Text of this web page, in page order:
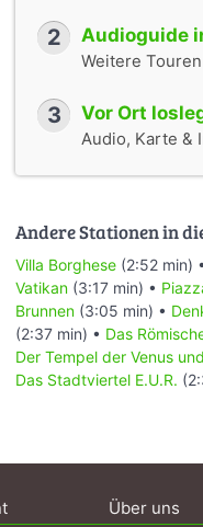
2 Audioguide
Weitere
3 Vor Ort
Audio, Karte &
Andere Stationen in
Villa Borghese (2:52 min) •
Vatikan (3:17 min) •
Brunnen (3:05 min) •
(2:37 min) • Das
Der Tempel der Venus
Das Stadtviertel E.U.R.
Über uns